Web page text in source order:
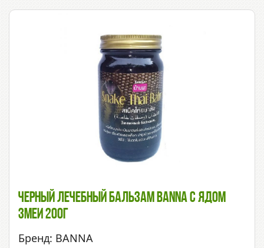
Черный Лечебный Бальзам Banna С Ядом
Змеи 200г
Бренд: BANNA